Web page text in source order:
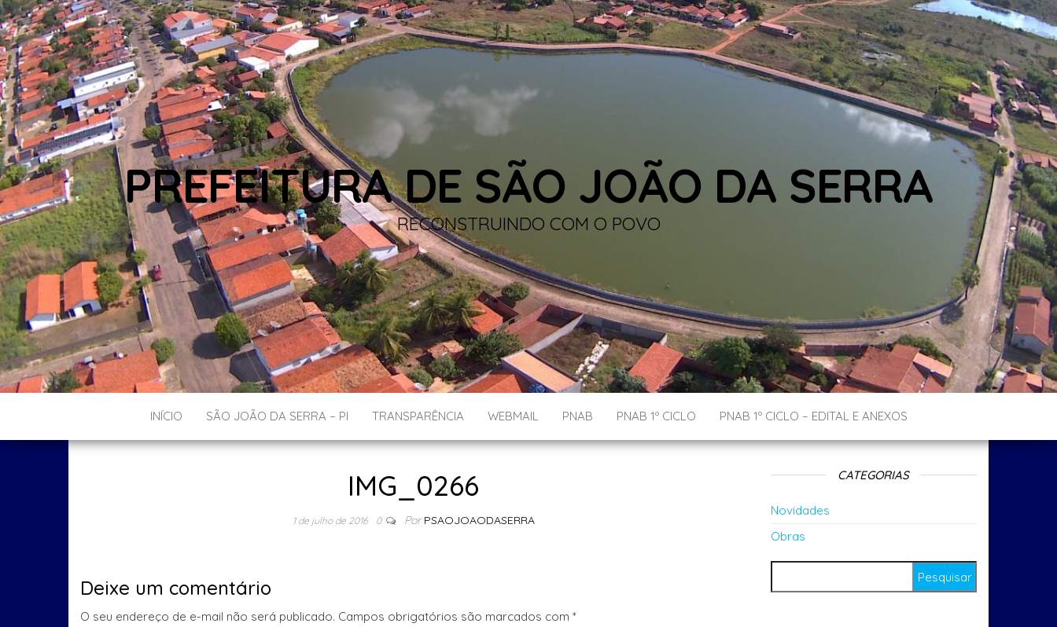
PREFEITURA DE SÃO JOÃO DA SERRA
RECONSTRUINDO COM O POVO
INÍCIO SÃO JOÃO DA SERRA – PI TRANSPARÊNCIA WEBMAIL PNAB PNAB 1º CICLO PNAB 1º CICLO – EDITAL E ANEXOS
IMG_0266
1 de julho de 2016 0 Por PSAOJOAODASERRA
Deixe um comentário
O seu endereço de e-mail não será publicado. Campos obrigatórios são marcados com *
CATEGORIAS
Novidades
Obras